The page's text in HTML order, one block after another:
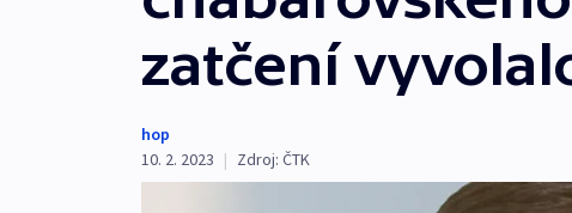
zatčení
hop
10. 2. 2023 | Zdroj: ČTK